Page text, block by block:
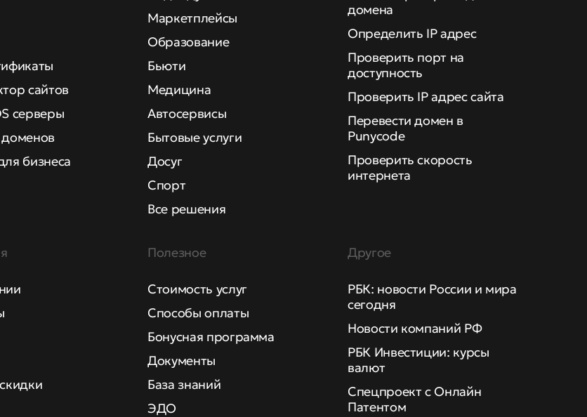
сайтов
серверы
бизнеса
Маркетплейсы
Образование
Бьюти
Медицина
Автосервисы
Бытовые услуги
Досуг
Спорт
Все решения
домена
Определить IP адрес
Проверить порт на
доступность
Проверить IP адрес сайта
Перевести домен в
Punycode
Проверить скорость
интернета
Полезное
Стоимость услуг
Способы оплаты
Бонусная программа
Документы
База знаний
ЭДО
Другое
РБК: новости России и мира
сегодня
Новости компаний РФ
РБК Инвестиции: курсы
валют
Спецпроект с Онлайн
Патентом